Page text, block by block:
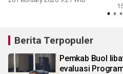
Berita Terpopuler
Pemkab Buol
evaluasi